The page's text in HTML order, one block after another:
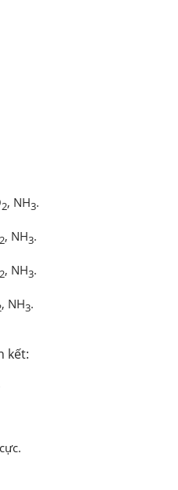
2, NH3.
2, NH3.
2, NH3.
, NH3.
kết: